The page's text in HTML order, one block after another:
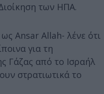
των ΗΠΑ.
Ansar Allah- λένε ότι
για τη
Γάζας από το Ισραήλ
στρατιωτικά το